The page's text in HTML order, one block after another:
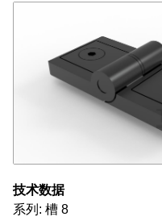
技术数据
系列: 槽 8